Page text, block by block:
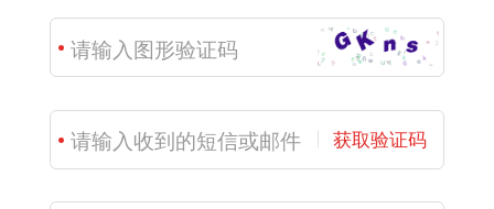
获取验证码